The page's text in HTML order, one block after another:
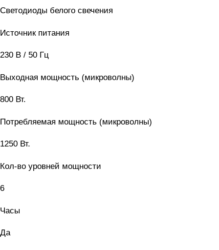
Светодиоды белого свечения
Источник питания
230 В / 50 Гц
Выходная мощность (микроволны)
800 Вт.
Потребляемая мощность (микроволны)
1250 Вт.
Кол-во уровней мощности
6
Часы
Да